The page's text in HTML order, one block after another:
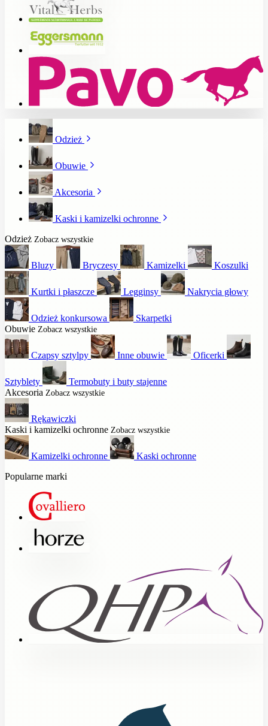
Odzież
Obuwie
Akcesoria
Kaski i kamizelki ochronne
Odzież Zobacz wszystkie
Bluzy Bryczesy Kamizelki Koszulki
Kurtki i płaszcze Legginsy Nakrycia głowy
Odzież konkursowa
Skarpetki
Obuwie Zobacz wszystkie
Czapsy sztylpy Inne obuwie Oficerki
Sztyblety
Termobuty i buty stajenne
Akcesoria Zobacz wszystkie
Rękawiczki
Kaski i kamizelki ochronne Zobacz wszystkie
Kamizelki ochronne
Kaski ochronne
Popularne marki